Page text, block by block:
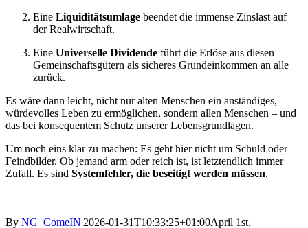
Eine Liquiditätsumlage beendet die immense Zinslast auf
der Realwirtschaft.
Eine Universelle Dividende führt die Erlöse aus diesen
Gemeinschaftsgütern als sicheres Grundeinkommen an alle
zurück.
Es wäre dann leicht, nicht nur alten Menschen ein anständiges,
würdevolles Leben zu ermöglichen, sondern allen Menschen – und
das bei konsequentem Schutz unserer Lebensgrundlagen.
Um noch eins klar zu machen: Es geht hier nicht um Schuld oder
Feindbilder. Ob jemand arm oder reich ist, ist letztendlich immer
Zufall. Es sind Systemfehler, die beseitigt werden müssen.
By NG_ComeIN|2026-01-31T10:33:25+01:00April 1st,